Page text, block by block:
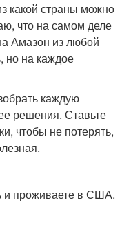
какой страны можно
что на самом деле
Амазон из любой
но на каждое
каждую
решения. Ставьте
чтобы не потерять,
и проживаете в США.